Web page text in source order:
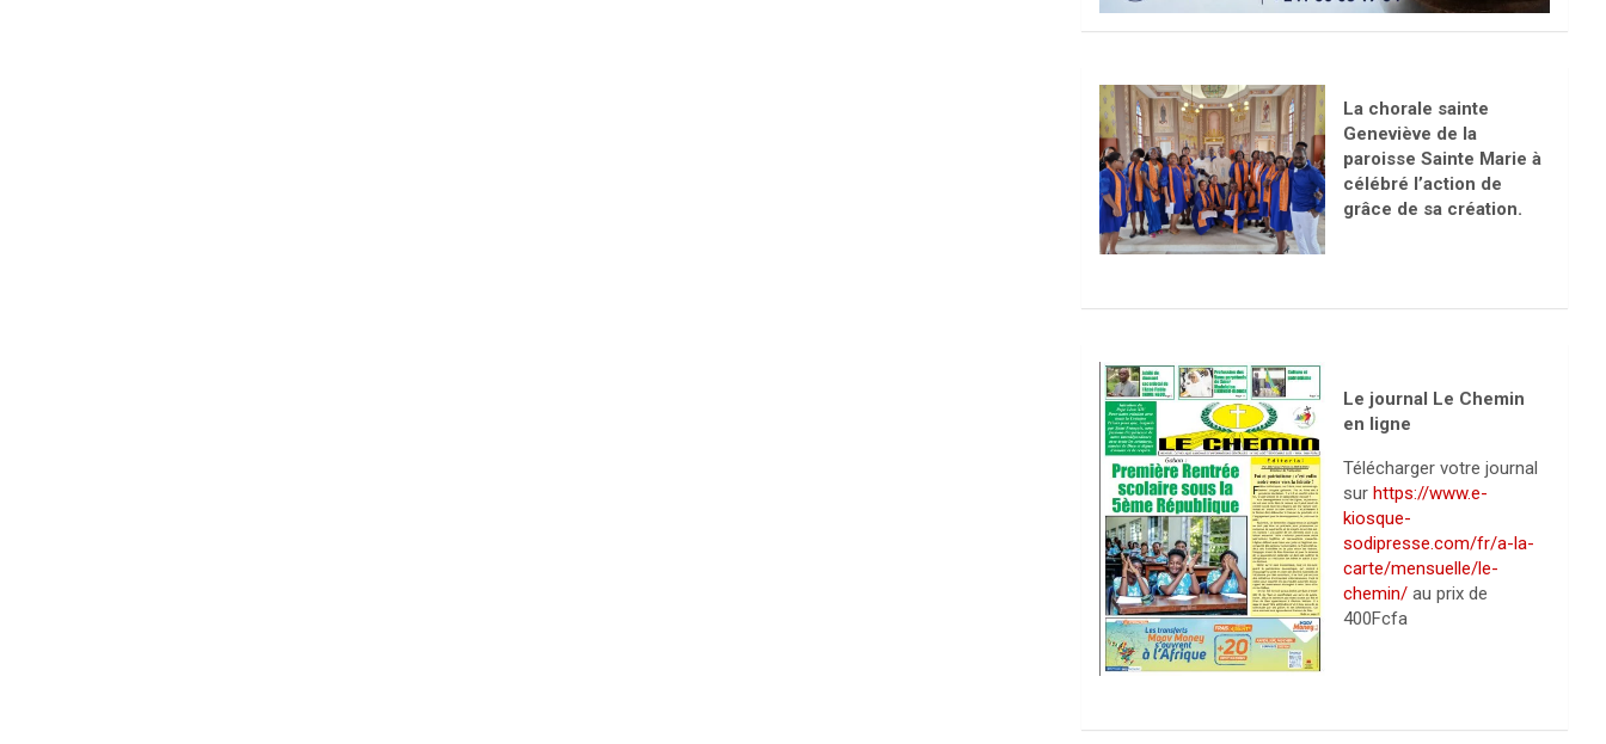
La chorale sainte
Geneviève de la
paroisse Sainte Marie à
célébré l’action de
grâce de sa création.
Le journal Le Chemin
en ligne
Télécharger votre journal
sur https://www.e-
kiosque-
sodipresse.com/fr/a-la-
carte/mensuelle/le-
chemin/au prix de
400Fcfa